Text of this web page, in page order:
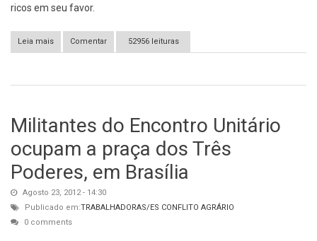
ricos em seu favor.
Leia mais
sobre O Povo que se Atreveu a Resistir: Ação Direta e
Resistência na Comunidade de Pinheirinhos
Comentar 52956 leituras
Militantes do Encontro Unitário
ocupam a praça dos Três
Poderes, em Brasília
Agosto 23, 2012 - 14:30
Publicado em:TRABALHADORAS/ES CONFLITO AGRÁRIO
0 comments